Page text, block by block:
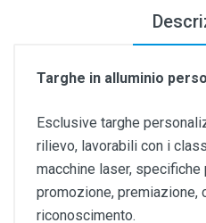
Targhe in alluminio
Esclusive targhe
rilievo, lavorabili con i
macchine laser,
promozione, premiazione,
riconoscimento.